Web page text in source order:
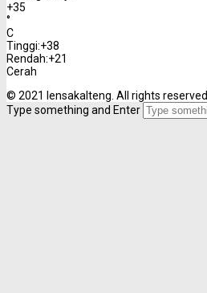
+35
°
C
Tinggi:+38
Rendah:+21
Cerah
© 2021 lensakalteng. All rights reserved.
Type something and Enter